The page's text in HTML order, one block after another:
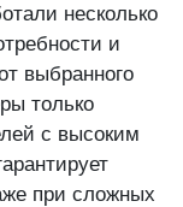
несколько
и
выбранного
только
с высоким
при сложных